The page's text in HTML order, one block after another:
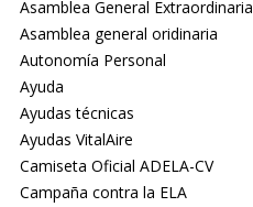
Asamblea General Extraordinaria
Asamblea general oridinaria
Autonomía Personal
Ayuda
Ayudas técnicas
Ayudas VitalAire
Camiseta Oficial ADELA-CV
Campaña contra la ELA